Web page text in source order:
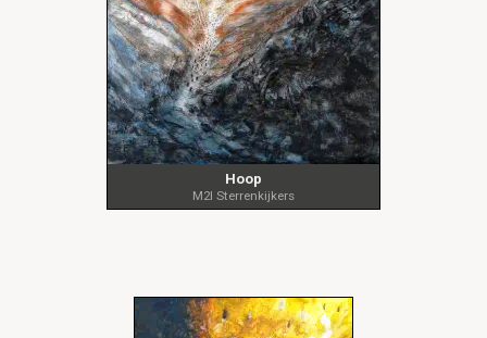
Hoop
M2I Sterrenkijkers